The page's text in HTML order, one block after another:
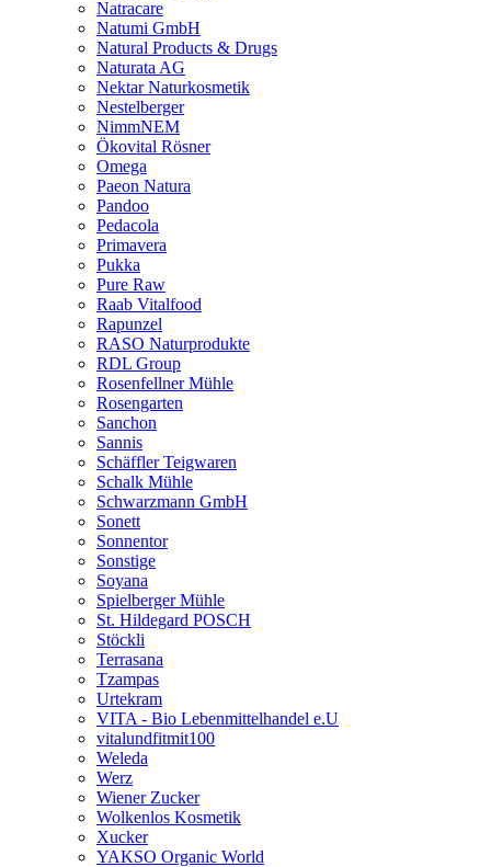
Natracare
Natumi GmbH
Natural Products & Drugs
Naturata AG
Nektar Naturkosmetik
Nestelberger
NimmNEM
Ökovital Rösner
Omega
Paeon Natura
Pandoo
Pedacola
Primavera
Pukka
Pure Raw
Raab Vitalfood
Rapunzel
RASO Naturprodukte
RDL Group
Rosenfellner Mühle
Rosengarten
Sanchon
Sannis
Schäffler Teigwaren
Schalk Mühle
Schwarzmann GmbH
Sonett
Sonnentor
Sonstige
Soyana
Spielberger Mühle
St. Hildegard POSCH
Stöckli
Terrasana
Tzampas
Urtekram
VITA - Bio Lebenmittelhandel e.U
vitalundfitmit100
Weleda
Werz
Wiener Zucker
Wolkenlos Kosmetik
Xucker
YAKSO Organic World